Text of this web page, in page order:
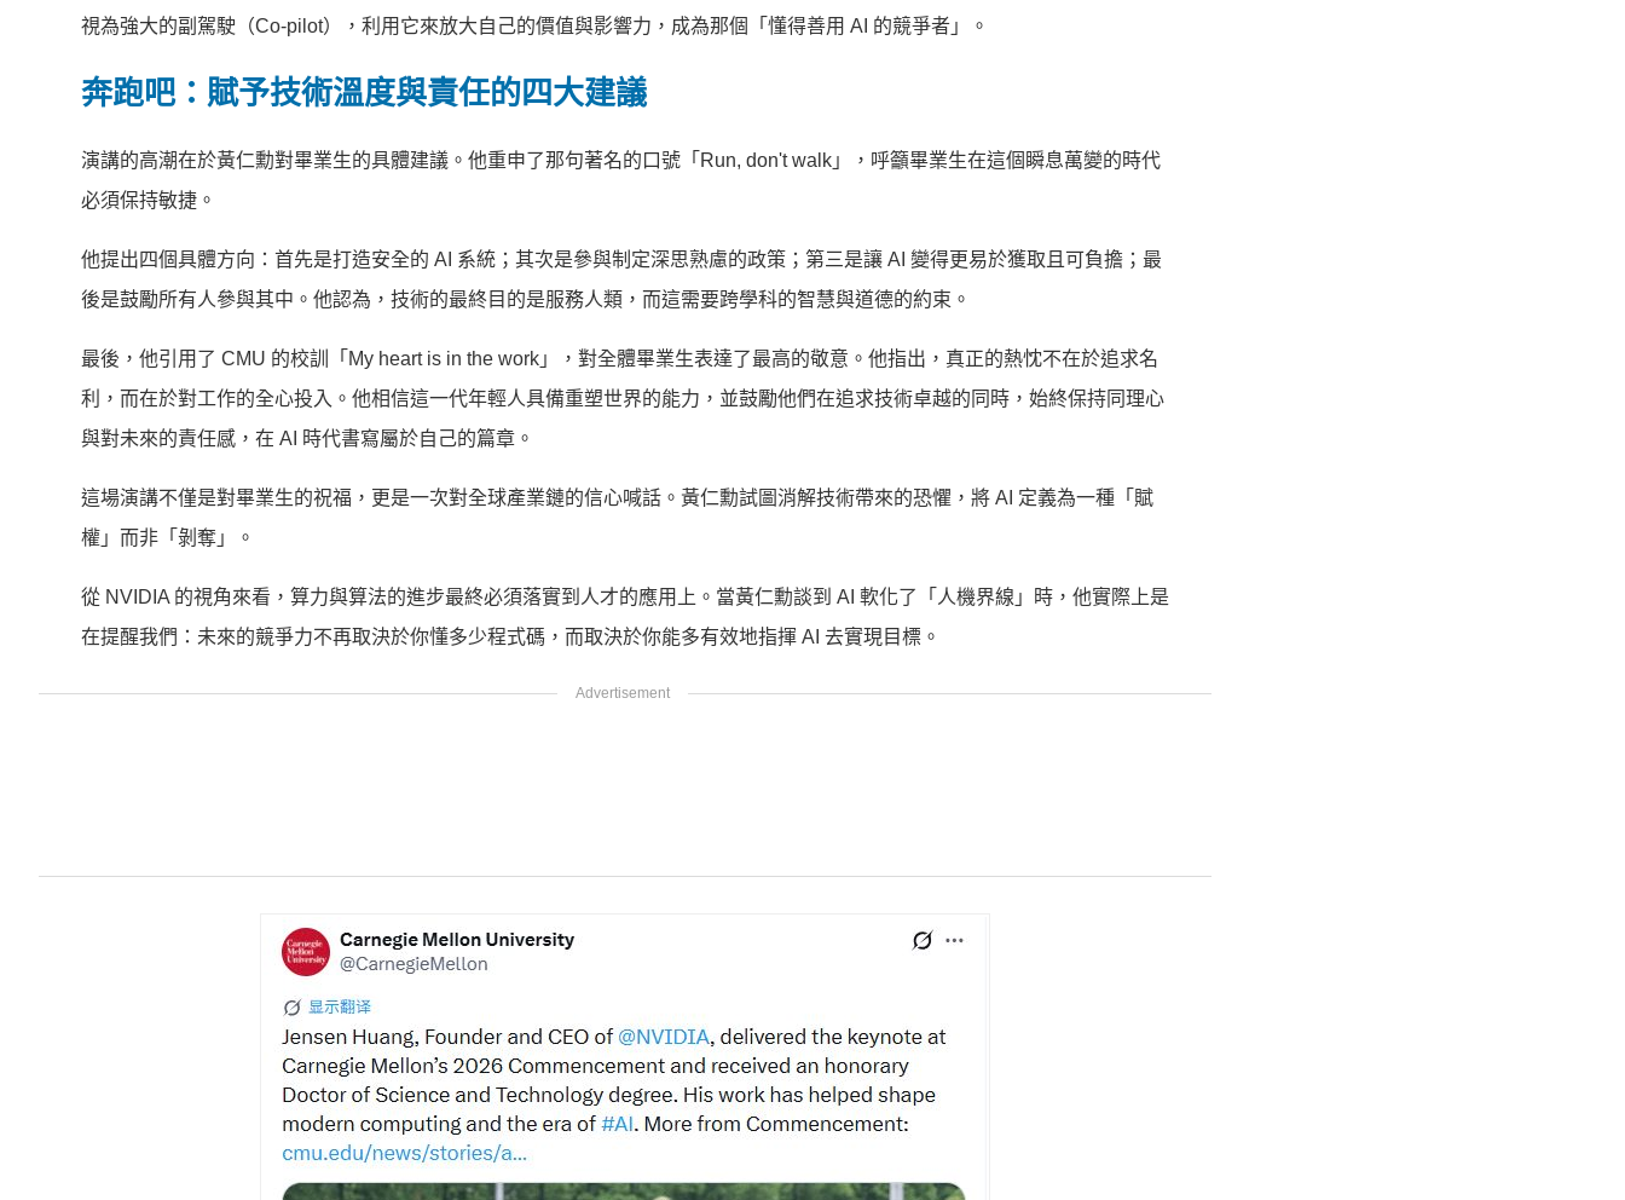
視為強大的副駕駛（Co-pilot），利用它來放大自己的價值與影響力，成為那個「懂得善用 AI 的競爭者」。
奔跑吧：賦予技術溫度與責任的四大建議
演講的高潮在於黃仁勳對畢業生的具體建議。他重申了那句著名的口號「Run, don't walk」，呼籲畢業生在這個瞬息萬變的時代
必須保持敏捷。
他提出四個具體方向：首先是打造安全的 AI 系統；其次是參與制定深思熟慮的政策；第三是讓 AI 變得更易於獲取且可負擔；最
後是鼓勵所有人參與其中。他認為，技術的最終目的是服務人類，而這需要跨學科的智慧與道德的約束。
最後，他引用了 CMU 的校訓「My heart is in the work」，對全體畢業生表達了最高的敬意。他指出，真正的熱忱不在於追求名
利，而在於對工作的全心投入。他相信這一代年輕人具備重塑世界的能力，並鼓勵他們在追求技術卓越的同時，始終保持同理心
與對未來的責任感，在 AI 時代書寫屬於自己的篇章。
這場演講不僅是對畢業生的祝福，更是一次對全球產業鏈的信心喊話。黃仁勳試圖消解技術帶來的恐懼，將 AI 定義為一種「賦
權」而非「剝奪」。
從 NVIDIA 的視角來看，算力與算法的進步最終必須落實到人才的應用上。當黃仁勳談到 AI 軟化了「人機界線」時，他實際上是
在提醒我們：未來的競爭力不再取決於你懂多少程式碼，而取決於你能多有效地指揮 AI 去實現目標。